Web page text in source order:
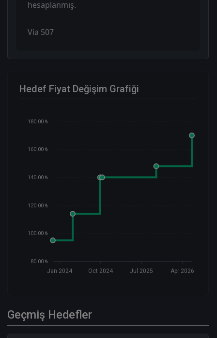
hesaplanmış.
Via 507
Hedef Fiyat Değişim Grafiği
180.00 ₺
160.00 ₺
140.00 ₺
120.00 ₺
100.00 ₺
80.00 ₺
Jan 2024 Oct 2024 Jul 2025 Apr 2026
Geçmiş Hedefler